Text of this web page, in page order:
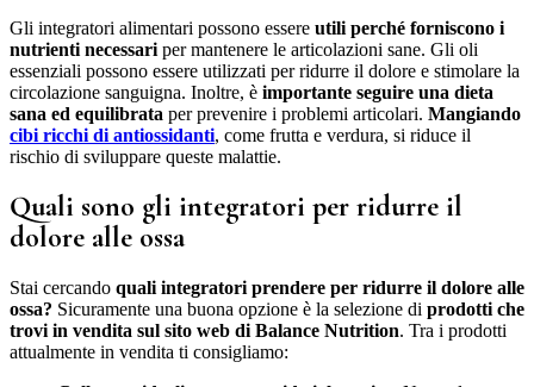
Gli integratori alimentari possono essere utili perché forniscono i
nutrienti necessariper mantenere le articolazioni sane. Gli oli
essenziali possono essere utilizzati per ridurre il dolore e stimolare la
circolazione sanguigna. Inoltre, è importante seguire una dieta
sana ed equilibrata per prevenire i problemi articolari. Mangiando
cibi ricchi di antiossidanti, come frutta e verdura, si riduce il
rischio di sviluppare queste malattie.
Quali sono gli integratori per ridurre il
dolore alle ossa
Stai cercando quali integratori prendere per ridurre il dolore alle
ossa? Sicuramente una buona opzione è la selezione di prodotti che
trovi in vendita sul sito web di Balance Nutrition. Tra i prodotti
attualmente in vendita ti consigliamo: